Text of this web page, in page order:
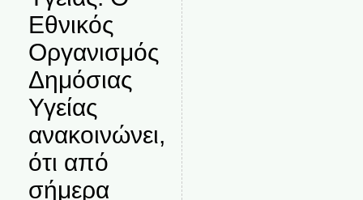
Εθνικός
Οργανισμός
Δημόσιας
Υγείας
ανακοινώνει,
ότι από
σήμερα